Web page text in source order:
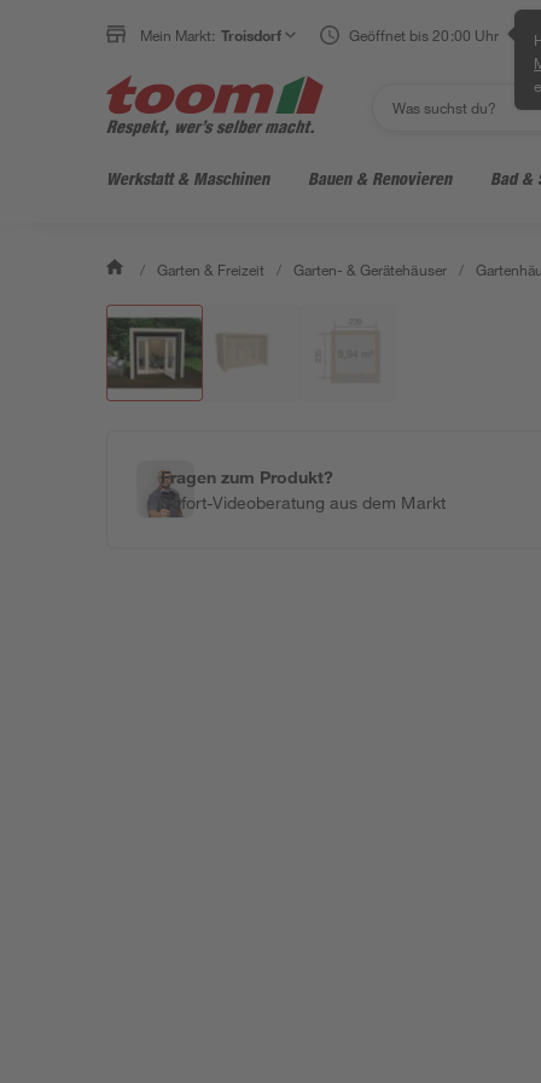
Mein Markt: Troisdorf Geöffnet bis 20:00 Uhr
Werkstatt & Maschinen Bauen & Renovieren Bad &
/ Garten & Freizeit / Garten- & Gerätehäuser /
Fragen zum Produkt?
Sofort-Videoberatung aus dem Markt